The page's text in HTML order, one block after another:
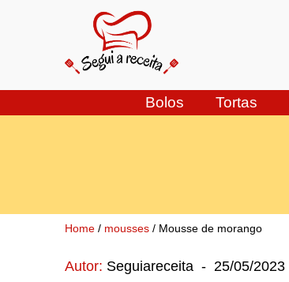
Bolos Tortas
Home / mousses / Mousse de morango
Autor: Seguiareceita - 25/05/2023